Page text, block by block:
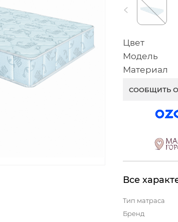
Цвет
Модель
Материал
СООБЩИТЬ
Все
Тип матраса
Бренд